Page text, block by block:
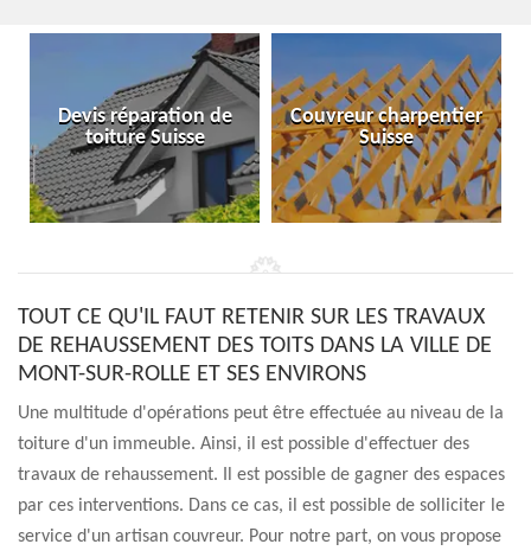
Devis réparation de
toiture Suisse
Couvreur charpentier
Suisse
TOUT CE QU'IL FAUT RETENIR SUR LES TRAVAUX
DE REHAUSSEMENT DES TOITS DANS LA VILLE DE
MONT-SUR-ROLLE ET SES ENVIRONS
Une multitude d'opérations peut être effectuée au niveau de la
toiture d'un immeuble. Ainsi, il est possible d'effectuer des
travaux de rehaussement. Il est possible de gagner des espaces
par ces interventions. Dans ce cas, il est possible de solliciter le
service d'un artisan couvreur. Pour notre part, on vous propose